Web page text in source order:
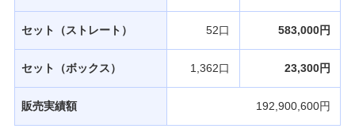
セット（ストレート） 52口 583,000円
セット（ボックス） 1,362口 23,300円
販売実績額 192,900,600円